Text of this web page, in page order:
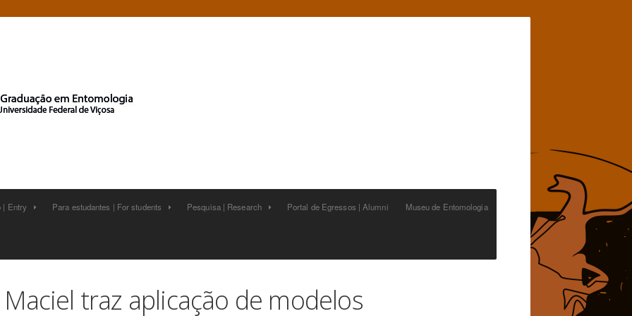
| Entry  Para estudantes | For students  Pesquisa | Research  Portal de Egressos | Alumni Museu de Entomologia
traz aplicação de modelos